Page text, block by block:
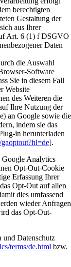
berechtigten
Gestaltung der
aus Ihrer
Art. 6 (1) f DSGVO
Daten
die Auswahl
Software
Sie in diesem Fall
Website
des Weiteren die
Ihre Nutzung der
an Google sowie die
indem sie das
in herunterladen
].
Google Analytics
Opt-Out-Cookie
Erfassung Ihrer
Opt-Out auf allen
dies umfassend
wieder Anfragen
das Opt-Out-
und Datenschutz
terms/de.html bzw.